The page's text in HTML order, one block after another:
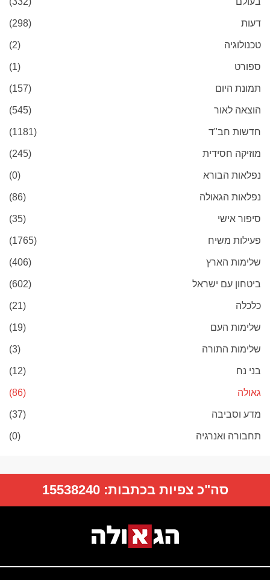
דעות (298)
טכנולוגיה (2)
ספורט (1)
תמונת היום (157)
הוצאה לאור (545)
חדשות חב"ד (1181)
מוזיקה חסידית (245)
נפלאות הבורא (0)
נפלאות הגאולה (86)
סיפור אישי (35)
פעילות משיח (1765)
שלימות הארץ (406)
ביטחון עם ישראל (602)
כלכלה (21)
שלימות העם (19)
שלימות התורה (3)
בני נח (12)
גאולה (86)
מדע וסביבה (37)
תחבורה ואנרגיה (0)
סה"כ צפיות בכתבות:15538240